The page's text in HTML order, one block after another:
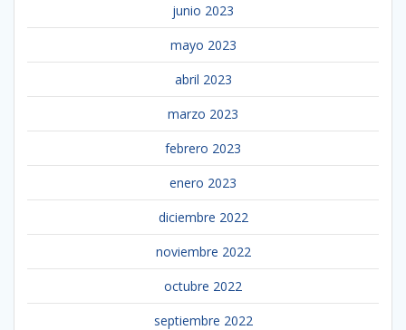
junio 2023
mayo 2023
abril 2023
marzo 2023
febrero 2023
enero 2023
diciembre 2022
noviembre 2022
octubre 2022
septiembre 2022